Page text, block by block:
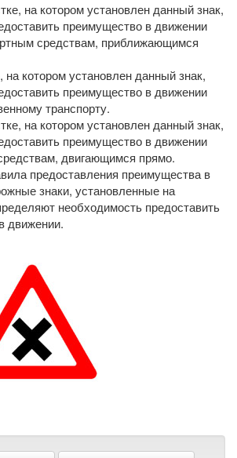
на котором установлен данный знак,
преимущество в движении
средствам, приближающимся
на котором установлен данный знак,
преимущество в движении
транспорту.
на котором установлен данный знак,
преимущество в движении
двигающимся прямо.
предоставления преимущества в
знаки, установленные на
необходимость предоставить
движении.